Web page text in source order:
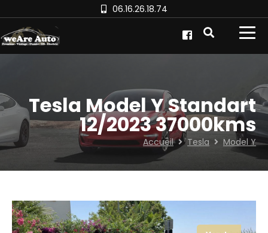
06.16.26.18.74
Tesla Model Y Standart
12/2023 37000kms
Accueil Tesla Model Y